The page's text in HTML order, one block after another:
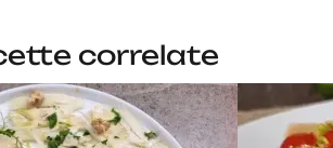
correlate